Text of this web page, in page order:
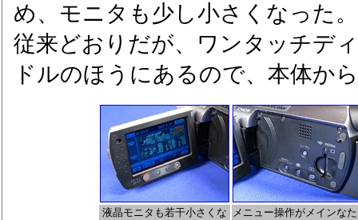
め、モニタも少し小さくなった
従来どおりだが、ワンタッチデ
ドルのほうにあるので、本体か
液晶モニタも若干小さくな メニュー操作がメインなた